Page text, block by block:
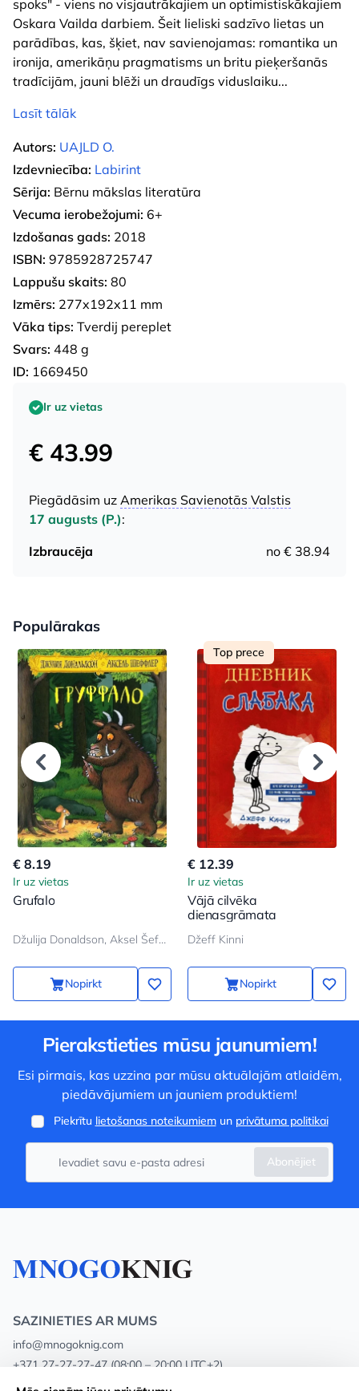
spoks" - viens no visjautrākajiem un optimistiskākajiem
Oskara Vailda darbiem. Šeit lieliski sadzīvo lietas un
parādības, kas, šķiet, nav savienojamas: romantika un
ironija, amerikāņu pragmatisms un britu pieķeršanās
tradīcijām, jauni blēži un draudīgs viduslaiku...
Lasīt tālāk
Autors: UAJLD O.
Izdevniecība: Labirint
Sērija: Bērnu mākslas literatūra
Vecuma ierobežojumi: 6+
Izdošanas gads: 2018
ISBN: 9785928725747
Lappušu skaits: 80
Izmērs: 277x192x11 mm
Vāka tips: Tverdij pereplet
Svars: 448 g
ID: 1669450
Ir uz vietas
€ 43.99
Piegādāsim uz Amerikas Savienotās Valstis
17 augusts (P.):
Izbraucēja
no € 38.94
Populārakas
€ 8.19
Ir uz vietas
Grufalo
Džulija Donaldson, Aksel Šeffler
Nopirkt
Top prece
€ 12.39
Ir uz vietas
Vājā cilvēka
dienasgrāmata
Džeff Kinni
Nopirkt
Pierakstieties mūsu jaunumiem!
Esi pirmais, kas uzzina par mūsu aktuālajām atlaidēm,
piedāvājumiem un jauniem produktiem!
Piekrītu lietošanas noteikumiemun privātuma politikai
Abonējiet
SAZINIETIES AR MUMS
info@mnogoknig.com
+371 27-27-27-47 (08:00 – 20:00 UTC+2)
Rīga, Augusta Deglava 69d, LV-1082